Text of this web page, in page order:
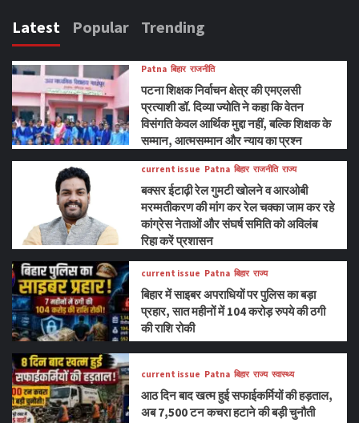
Latest Popular Trending
Patna बिहार राजनीति
पटना शिक्षक निर्वाचन क्षेत्र की एमएलसी
प्रत्याशी डॉ. दिव्या ज्योति ने कहा कि वेतन
विसंगति केवल आर्थिक मुद्दा नहीं, बल्कि शिक्षक के
सम्मान, आत्मसम्मान और न्याय का प्रश्न
current issue Patna बिहार राजनीति राज्य
बक्सर ईटाढ़ी रेल गुमटी खोलने व आरओबी
मरम्मतीकरण की मांग कर रेल चक्का जाम कर रहे
कांग्रेस नेताओं और संघर्ष समिति को अविलंब
रिहा करें प्रशासन
current issue Patna बिहार राज्य
बिहार में साइबर अपराधियों पर पुलिस का बड़ा
प्रहार, सात महीनों में 104 करोड़ रुपये की ठगी
की राशि रोकी
current issue Patna बिहार राज्य स्वास्थ्य
आठ दिन बाद खत्म हुई सफाईकर्मियों की हड़ताल,
अब 7,500 टन कचरा हटाने की बड़ी चुनौती